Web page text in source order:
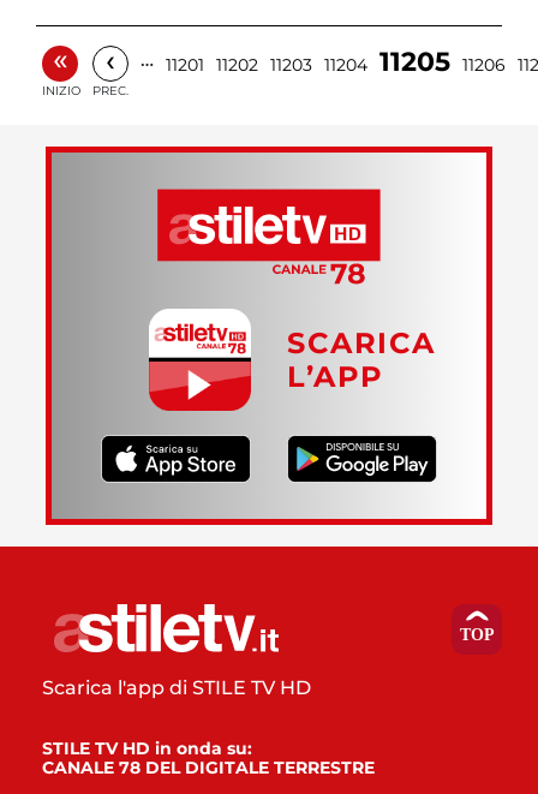
«
INIZIO
‹
PREC.
… 11201 11202 11203 11204 11205 11206
SCARICA
L’APP
Scarica l'app di STILE TV HD
STILE TV HD in onda su:
CANALE 78 DEL DIGITALE TERRESTRE